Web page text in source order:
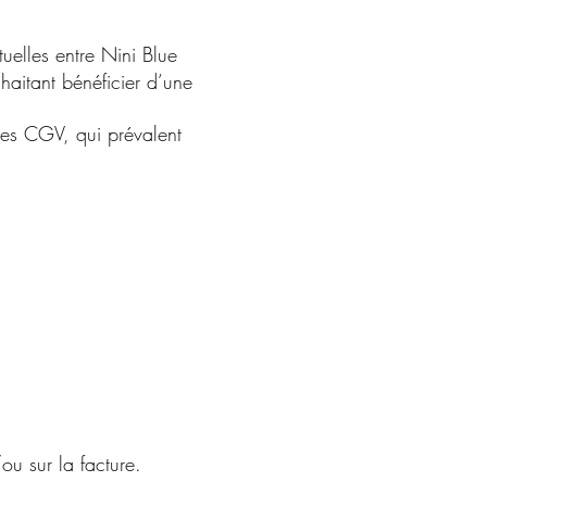
entre Nini Blue
bénéficier d’une
CGV, qui prévalent
sur la facture.